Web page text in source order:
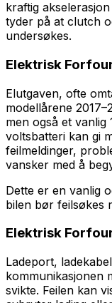
kraftig
tyder på at clutch
undersøkes.
Elektrisk
Elutgaven, ofte
modellårene
men også et vanlig
voltsbatteri kan gi
feilmeldinger,
vansker med å
Dette er en vanlig
bilen bør feilsøkes
Elektrisk
Ladeport,
kommunikasjonen
svikte. Feilen kan